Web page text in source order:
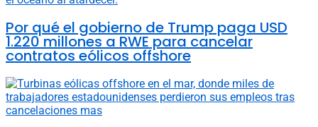
Por qué el gobierno de Trump paga USD
1.220 millones a RWE para cancelar
contratos eólicos offshore